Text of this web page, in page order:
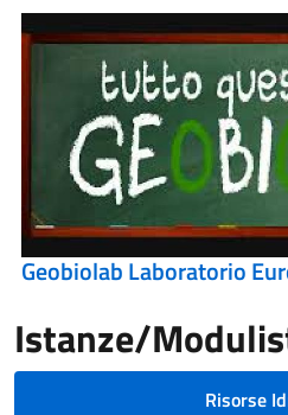
Geobiolab Laboratorio
Istanze/
Risorse